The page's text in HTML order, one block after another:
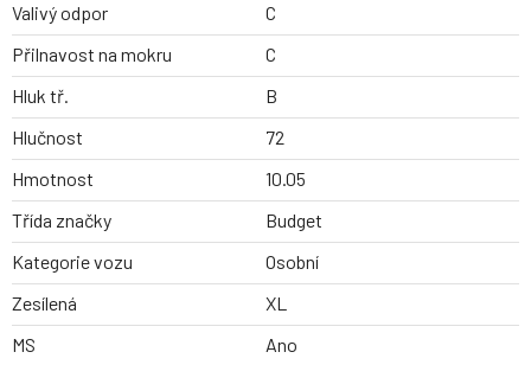
Valivý odpor
C
Přilnavost na mokru
C
Hluk tř.
B
Hlučnost
72
Hmotnost
10.05
Třída značky
Budget
Kategorie vozu
Osobní
Zesílená
XL
MS
Ano